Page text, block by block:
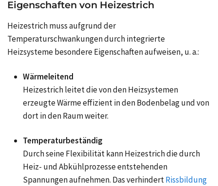
Eigenschaften von Heizestrich
Heizestrich muss aufgrund der
Temperaturschwankungen durch integrierte
Heizsysteme besondere Eigenschaften aufweisen, u. a.:
Wärmeleitend
Heizestrich leitet die von den Heizsystemen
erzeugte Wärme effizient in den Bodenbelag und von
dort in den Raum weiter.
Temperaturbeständig
Durch seine Flexibilität kann Heizestrich die durch
Heiz- und Abkühlprozesse entstehenden
Spannungen aufnehmen. Das verhindertRissbildung